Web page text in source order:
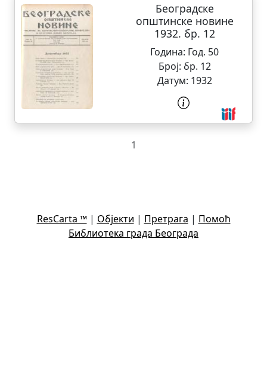
Београдске
општинске новине
1932. бр. 12
Година: Год. 50
Број: бр. 12
Датум: 1932
1
ResCarta ™| Објекти | Претрага | Помоћ
Библиотека града Београда